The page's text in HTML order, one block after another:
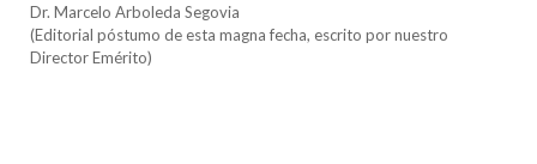
Dr. Marcelo Arboleda Segovia
(Editorial póstumo de esta magna fecha, escrito por nuestro
Director Emérito)